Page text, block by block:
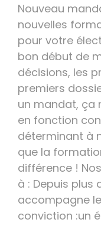
Nouveau
nouvelles
pour votre
bon début de
décisions, les
premiers
un mandat, ça
en fonction
déterminant à
que la
différence !
à : Depuis plus
accompagne
conviction :un